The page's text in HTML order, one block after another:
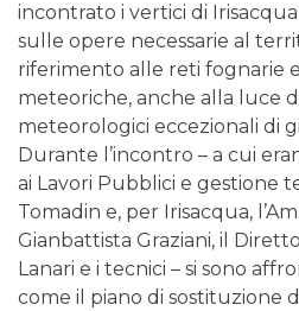
incontrato i vertici di
sulle opere necessarie al
riferimento alle reti fognarie
meteoriche, anche alla luce
meteorologici eccezionali di
Durante l’incontro – a cui
ai Lavori Pubblici e gestione
Tomadin e, per Irisacqua,
Gianbattista Graziani, il
Lanari e i tecnici – si sono
come il piano di sostituzione